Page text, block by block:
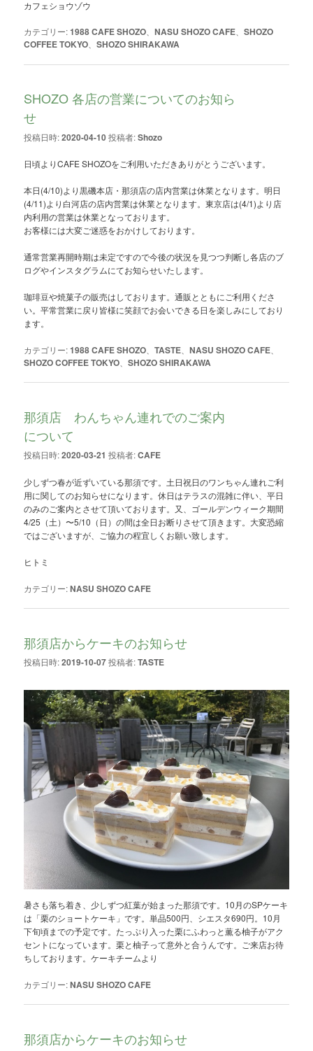
カフェショウゾウ
カテゴリー:1988 CAFE SHOZO 、NASU SHOZO CAFE 、SHOZO
COFFEE TOKYO 、SHOZO SHIRAKAWA
SHOZO 各店の営業についてのお知ら
せ
投稿日時:2020-04-10投稿者:Shozo
日頃よりCAFE SHOZOをご利用いただきありがとうございます。
本日(4/10)より黒磯本店・那須店の店内営業は休業となります。明日
(4/11)より白河店の店内営業は休業となります。東京店は(4/1)より店
内利用の営業は休業となっております。
お客様には大変ご迷惑をおかけしております。
通常営業再開時期は未定ですので今後の状況を見つつ判断し各店のブ
ログやインスタグラムにてお知らせいたします。
珈琲豆や焼菓子の販売はしております。通販とともにご利用くださ
い。平常営業に戻り皆様に笑顔でお会いできる日を楽しみにしており
ます。
カテゴリー:1988 CAFE SHOZO 、TASTE 、NASU SHOZO CAFE
SHOZO COFFEE TOKYO 、SHOZO SHIRAKAWA
那須店 わんちゃん連れでのご案内
について
投稿日時:2020-03-21 投稿者:CAFE
少しずつ春が近ずいている那須です。土日祝日のワンちゃん連れご利
用に関してのお知らせになります。休日はテラスの混雑に伴い、平日
のみのご案内とさせて頂いております。又、ゴールデンウィーク期間
4/25（土）〜5/10（日）の間は全日お断りさせて頂きます。大変恐縮
ではございますが、ご協力の程宜しくお願い致します。
ヒトミ
カテゴリー:NASU SHOZO CAFE
那須店からケーキのお知らせ
投稿日時:2019-10-07投稿者:TASTE
暑さも落ち着き、少しずつ紅葉が始まった那須です。10月のSPケーキ
は「栗のショートケーキ」です。単品500円、シエスタ690円。10月
下旬頃までの予定です。たっぷり入った栗にふわっと薫る柚子がアク
セントになっています。栗と柚子って意外と合うんです。ご来店お待
ちしております。ケーキチームより
カテゴリー:NASU SHOZO CAFE
那須店からケーキのお知らせ